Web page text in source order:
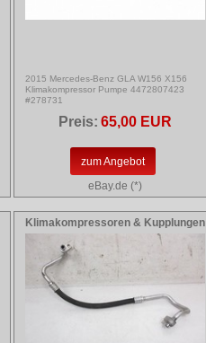
2015 Mercedes-Benz GLA W156 X156
Klimakompressor Pumpe 4472807423
#278731
Preis: 65,00 EUR
zum Angebot
eBay.de (*)
Klimakompressoren & Kupplungen